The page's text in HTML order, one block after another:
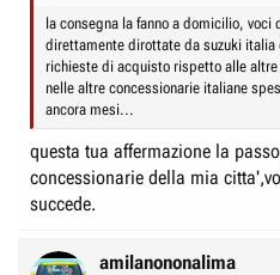
la consegna la fanno a domicilio, voci
direttamente dirottate da suzuki italia
richieste di acquisto rispetto alle
nelle altre concessionarie italiane
ancora mesi...
questa tua affermazione la
concessionarie della mia
succede.
amilanononalima